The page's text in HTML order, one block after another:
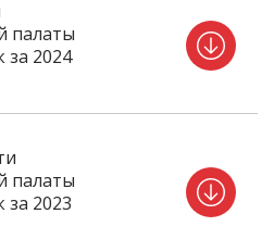
палаты
за 2024
палаты
за 2023